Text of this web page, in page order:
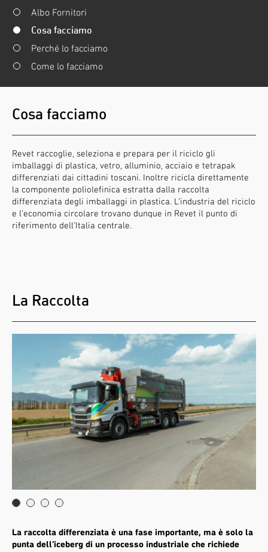
Albo Fornitori
Cosa facciamo
Perché lo facciamo
Come lo facciamo
Cosa facciamo
Revet raccoglie, seleziona e prepara per il riciclo gli
imballaggi di plastica, vetro, alluminio, acciaio e tetrapak
differenziati dai cittadini toscani. Inoltre ricicla direttamente
la componente poliolefinica estratta dalla raccolta
differenziata degli imballaggi in plastica. L’industria del riciclo
e l’economia circolare trovano dunque in Revet il punto di
riferimento dell’Italia centrale.
La Raccolta
La raccolta differenziata è una fase importante, ma è solo la
punta dell’iceberg di un processo industriale che richiede